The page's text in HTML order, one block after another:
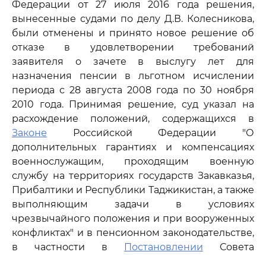
Федерации от 27 июля 2016 года решения,
вынесенные судами по делу Д.В. Колесникова,
были отменены и принято новое решение об
отказе в удовлетворении требований
заявителя о зачете в выслугу лет для
назначения пенсии в льготном исчислении
периода с 28 августа 2008 года по 30 ноября
2010 года. Принимая решение, суд указал на
расхождение положений, содержащихся в
Законе Российской Федерации "О
дополнительных гарантиях и компенсациях
военнослужащим, проходящим военную
службу на территориях государств Закавказья,
Прибалтики и Республики Таджикистан, а также
выполняющим задачи в условиях
чрезвычайного положения и при вооруженных
конфликтах" и в пенсионном законодательстве,
в частности в
Постановлении Совета